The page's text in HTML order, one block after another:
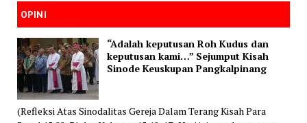
OPINI
“Adalah keputusan Roh Kudus dan
keputusan kami…” Sejumput Kisah
Sinode Keuskupan Pangkalpinang
(Refleksi Atas Sinodalitas Gereja Dalam Terang Kisah Para